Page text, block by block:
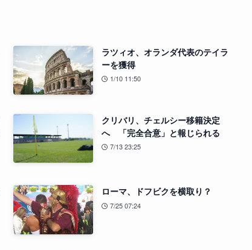
ラツィオ、オランダ代表のテイラ
ーを獲得
1/10 11:50
クリバリ、チェルシー移籍決定
へ 「完全合意」と報じられる
7/13 23:25
ローマ、ドフビクを横取り？
7/25 07:24